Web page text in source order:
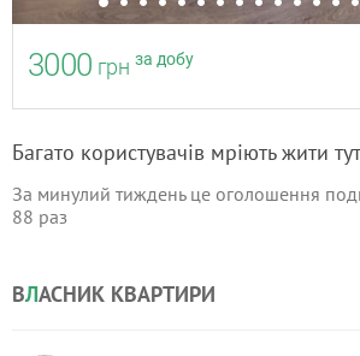
3000 грн за добу
Багато користувачів мріють жити тут
За минулий тиждень це оголошення
88 раз
ВЛАСНИК КВАРТИРИ